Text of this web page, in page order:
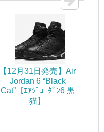
【12月31日発売】Air
Jordan 6 “Black
Cat”【ｴｱｼﾞｮｰﾀﾞﾝ6 黒
猫】